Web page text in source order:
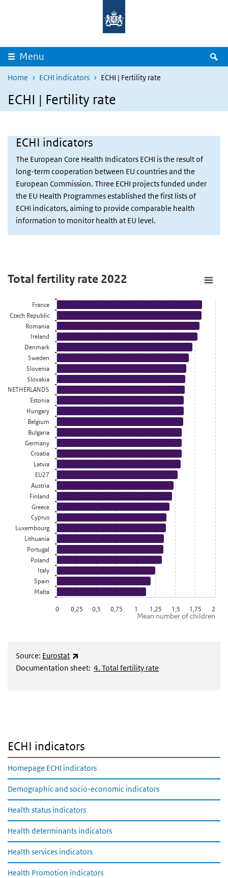
Overslaan en naar de inhoud gaan
Menu
Home ECHI indicators ECHI | Fertility rate
ECHI | Fertility rate
ECHI indicators
The European Core Health Indicators ECHI is the result of
long-term cooperation between EU countries and the
European Commission. Three ECHI projects funded under
the EU Health Programmes established the first lists of
ECHI indicators, aiming to provide comparable health
information to monitor health at EU level.
Total fertility rate 2022
Bekijk als data tabel.
De grafiek heeft 1 X-as die categories weergeeft.
De grafiek heeft 1 Y-as die Mean number of children weergeeft.
Mean number of children
Total fertility rate 2022
0 0,25 0,5 0,75 1 1,25 1,5 1,75 2
France
Czech Republic
Romania
Ireland
Denmark
Sweden
Slovenia
Slovakia
NETHERLANDS
Estonia
Hungary
Belgium
Bulgaria
Germany
Croatia
Latvia
EU27
Austria
Finland
Greece
Cyprus
Luxembourg
Lithuania
Portugal
Poland
Italy
Spain
Malta
Source: Eurostat
Documentation sheet: 4. Total fertility rate
ECHI indicators
Homepage ECHI indicators
Demographic and socio-economic indicators
Health status indicators
Health determinants indicators
Health services indicators
Health Promotion indicators